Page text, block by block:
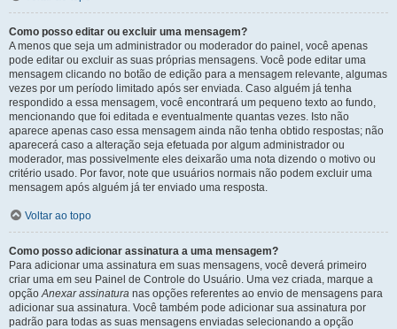
Como posso editar ou excluir uma mensagem?
A menos que seja um administrador ou moderador do painel, você apenas
pode editar ou excluir as suas próprias mensagens. Você pode editar uma
mensagem clicando no botão de edição para a mensagem relevante, algumas
vezes por um período limitado após ser enviada. Caso alguém já tenha
respondido a essa mensagem, você encontrará um pequeno texto ao fundo,
mencionando que foi editada e eventualmente quantas vezes. Isto não
aparece apenas caso essa mensagem ainda não tenha obtido respostas; não
aparecerá caso a alteração seja efetuada por algum administrador ou
moderador, mas possivelmente eles deixarão uma nota dizendo o motivo ou
critério usado. Por favor, note que usuários normais não podem excluir uma
mensagem após alguém já ter enviado uma resposta.
Voltar ao topo
Como posso adicionar assinatura a uma mensagem?
Para adicionar uma assinatura em suas mensagens, você deverá primeiro
criar uma em seu Painel de Controle do Usuário. Uma vez criada, marque a
opçãoAnexar assinatura nas opções referentes ao envio de mensagens para
adicionar sua assinatura. Você também pode adicionar sua assinatura por
padrão para todas as suas mensagens enviadas selecionando a opção